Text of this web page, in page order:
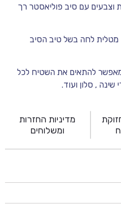
וצבעים עם סיב פוליאסטר רך
מטלית לחה בשל טיב הסיב
מאפשר להתאים את השטיח לכל
, סלון ועוד.
מדיניות החזרות
ומשלוחים